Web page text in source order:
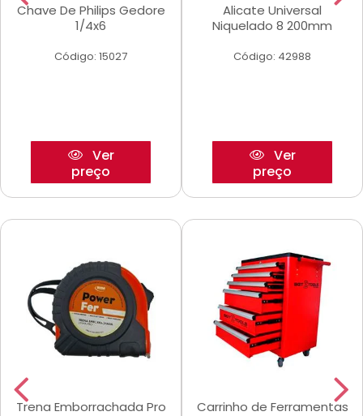
Chave De Philips Gedore
1/4x6
Código: 15027
Ver
preço
Alicate Universal
Niquelado 8 200mm
Código: 42988
Ver
preço
Trena Emborrachada Pro
Carrinho de Ferramentas